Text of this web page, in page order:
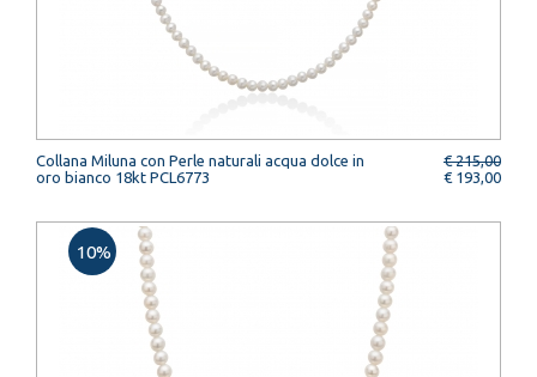
Collana Miluna con Perle naturali acqua dolce in
oro bianco 18kt PCL6773
€ 215,00
€ 193,00
10%